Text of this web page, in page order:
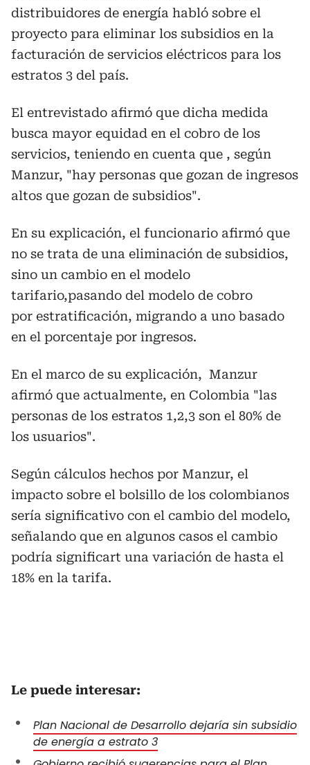
distribuidores de energía habló sobre el
proyecto para eliminar los subsidios en la
facturación de servicios eléctricos para los
estratos 3 del país.
El entrevistado afirmó que dicha medida
busca mayor equidad en el cobro de los
servicios, teniendo en cuenta que , según
Manzur, "hay personas que gozan de ingresos
altos que gozan de subsidios".
En su explicación, el funcionario afirmó que
no se trata de una eliminación de subsidios,
sino un cambio en el modelo
tarifario,pasando del modelo de cobro
por estratificación, migrando a uno basado
en el porcentaje por ingresos.
En el marco de su explicación, Manzur
afirmó que actualmente, en Colombia "las
personas de los estratos 1,2,3 son el 80% de
los usuarios".
Según cálculos hechos por Manzur, el
impacto sobre el bolsillo de los colombianos
sería significativo con el cambio del modelo,
señalando que en algunos casos el cambio
podría significart una variación de hasta el
18% en la tarifa.
Le puede interesar:
Plan Nacional de Desarrollo dejaría sin subsidio
de energía a estrato 3